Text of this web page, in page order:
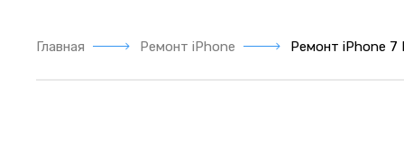
Главная Ремонт iPhone Ремонт iPhone 7